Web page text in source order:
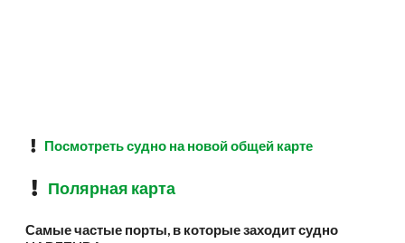
Посмотреть судно на новой общей карте
Полярная карта
Самые частые порты, в которые заходит судно